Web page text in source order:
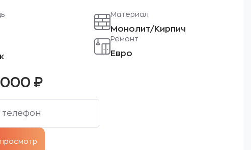
Материал
Монолит/Кирпич
Ремонт
Евро
000 ₽